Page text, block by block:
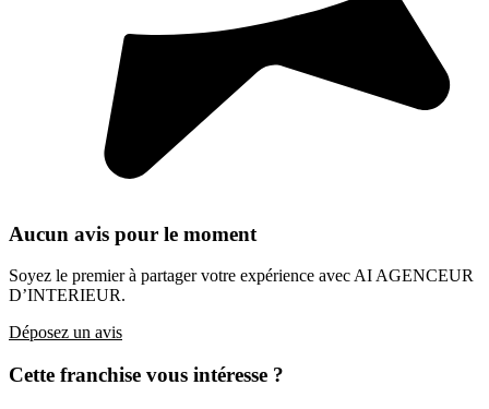
Aucun avis pour le moment
Soyez le premier à partager votre expérience avec AI AGENCEUR
D’INTERIEUR.
Déposez un avis
Cette franchise vous intéresse ?